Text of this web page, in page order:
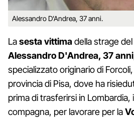
Alessandro D'Andrea, 37 anni.
Lasestavittimadella strage
AlessandroD'Andrea, 37 anni
specializzato originario di
provincia di Pisa, dove ha
prima di trasferirsi in Lombardia,
compagna, per lavorare per la